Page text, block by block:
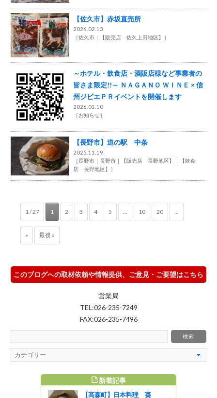
【佐久市】赤坂直売所
2026.02.13
［佐久市 【販売店 佐久上田地区】 ］
～ホテル・飲食店・酒販店様など事業者の
皆さま限定!!～ ＮＡＧＡＮＯ ＷＩＮＥ × 信
州ジビエＰＲイベントを開催します
2026.01.10
［お知らせ］
【長野市】道の駅 中条
2025.11.19
［長野市 長野市 【販売店 長野地区】
【飲食
店 長野地区】 ］
1 / 27 1 2 3 4 5 ... 10 20 ...
» 最後 »
このブログへの取材依頼や情報提供、ご意見・ご要望はこちら
営業局
TEL:026-235-7249
FAX:026-235-7496
新着記事
【高森町】日本料理 葵